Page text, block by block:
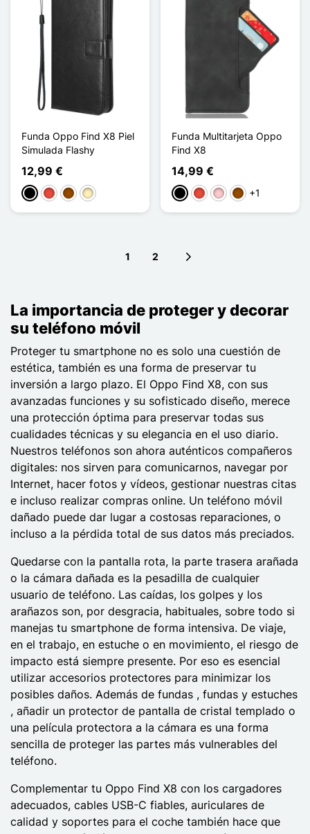
Funda Oppo Find X8 Piel
Simulada Flashy
12,99 €
NegroRojoMarrón
Oro
Funda Multitarjeta Oppo
Find X8
14,99 €
NegroRojoRosaMarrón
+1
1 2
La importancia de proteger y decorar
su teléfono móvil
Proteger tu smartphone no es solo una cuestión de
estética, también es una forma de preservar tu
inversión a largo plazo. El Oppo Find X8, con sus
avanzadas funciones y su sofisticado diseño, merece
una protección óptima para preservar todas sus
cualidades técnicas y su elegancia en el uso diario.
Nuestros teléfonos son ahora auténticos compañeros
digitales: nos sirven para comunicarnos, navegar por
Internet, hacer fotos y vídeos, gestionar nuestras citas
e incluso realizar compras online. Un teléfono móvil
dañado puede dar lugar a costosas reparaciones, o
incluso a la pérdida total de sus datos más preciados.
Quedarse con la pantalla rota, la parte trasera arañada
o la cámara dañada es la pesadilla de cualquier
usuario de teléfono. Las caídas, los golpes y los
arañazos son, por desgracia, habituales, sobre todo si
manejas tu smartphone de forma intensiva. De viaje,
en el trabajo, en estuche o en movimiento, el riesgo de
impacto está siempre presente. Por eso es esencial
utilizar accesorios protectores para minimizar los
posibles daños. Además de fundas , fundas y estuches
, añadir un protector de pantalla de cristal templado o
una película protectora a la cámara es una forma
sencilla de proteger las partes más vulnerables del
teléfono.
Complementar tu Oppo Find X8 con los cargadores
adecuados, cables USB-C fiables, auriculares de
calidad y soportes para el coche también hace que